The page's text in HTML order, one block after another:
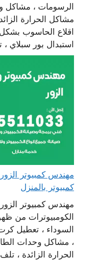
الرسومات ، مشاكل
مشاكل الحرارة
اقلاع الحاسوب
استبدال بور سبلاي
كمبيوتر بالمنزل
مهندس كمبيوتر
الكومبيوترات من
السوداء ، تعطيل
، مشاكل وحدات
الحرارة الزائدة ،